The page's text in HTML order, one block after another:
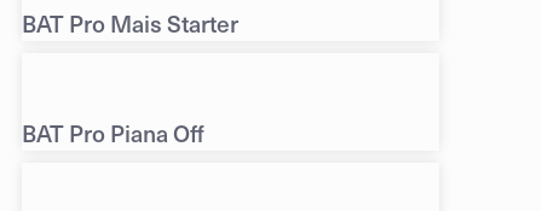
BAT Pro Mais Starter
BAT Pro Piana Off